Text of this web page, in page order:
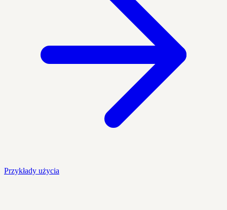
Przykłady użycia